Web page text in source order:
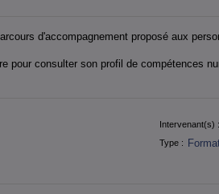
d'accompagnement proposé aux
pour consulter son profil de compétences
Intervenant(s) :
Type :